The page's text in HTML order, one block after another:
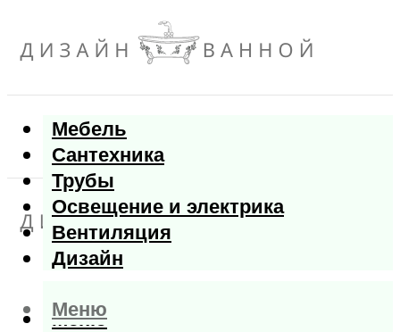
Мебель
Сантехника
Трубы
Освещение и электрика
Вентиляция
Дизайн
Меню
Меню